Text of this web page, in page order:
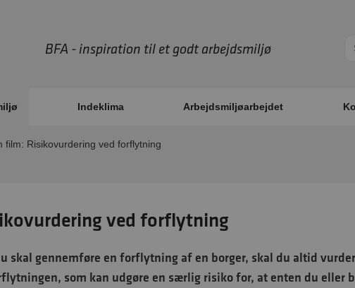
BFA - inspiration til et godt arbejdsmiljø
Indeklima Arbejdsmiljøarbejdet
film: Risikovurdering ved forflytning
ved forflytning
skal gennemføre en forflytning af en borger, skal du altid
som kan udgøre en særlig risiko for, at enten du eller